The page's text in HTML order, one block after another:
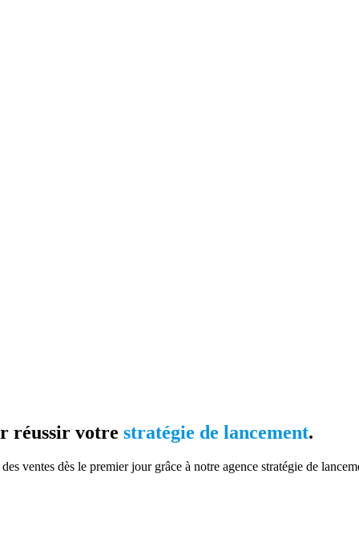
réussir votre stratégie de lancement.
ventes dès le premier jour grâce à notre agence stratégie de